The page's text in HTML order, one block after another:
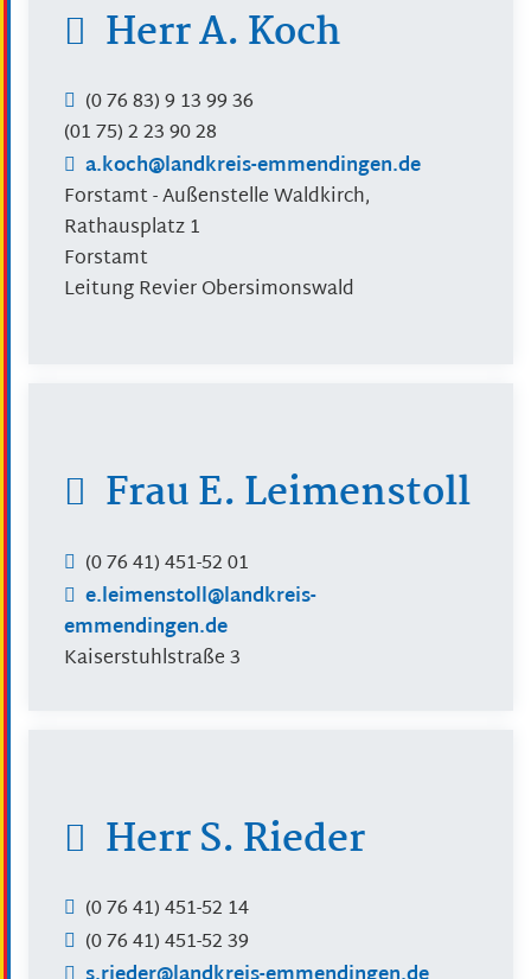
HerrA.Koch
(07683) 9 139936
(0175) 2239028
a.koch@landkreis-emmendingen.de
Forstamt - Außenstelle Waldkirch,
Rathausplatz 1
Forstamt
Leitung Revier Obersimonswald
FrauE.Leimenstoll
(07641) 451-5201
e.leimenstoll@landkreis-
emmendingen.de
Kaiserstuhlstraße 3
HerrS.Rieder
(07641) 451-52 14
(07641) 451-5239